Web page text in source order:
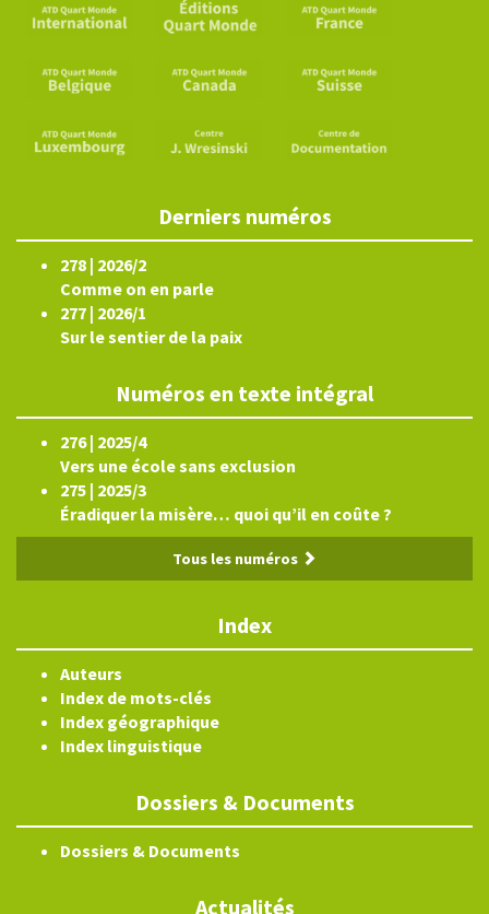
Derniers numéros
278 | 2026/2
Comme on en parle
277 | 2026/1
Sur le sentier de la paix
Numéros en texte intégral
276 | 2025/4
Vers une école sans exclusion
275 | 2025/3
Éradiquer la misère… quoi qu’il en coûte ?
Tous les numéros
Index
Auteurs
Index de mots-clés
Index géographique
Index linguistique
Dossiers & Documents
Dossiers & Documents
Actualités